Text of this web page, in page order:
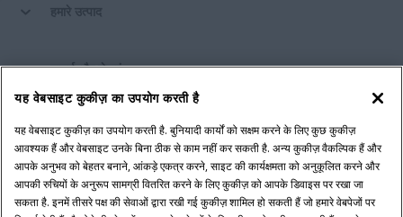
हमारे उत्पाद
पार्ट्स और सेवाएं
कंपनी
कानूनी नोटिस गोपनीयता नीति ​नियम एवं शर्तें
यह वेबसाइट कुकीज़ का उपयोग करती है
यह वेबसाइट कुकीज़ का उपयोग करती है. बुनियादी कार्यों को सक्षम करने के लिए कुछ कुकीज़
आवश्यक हैं और वेबसाइट उनके बिना ठीक से काम नहीं कर सकती है. अन्य कुकीज़ वैकल्पिक हैं और
आपके अनुभव को बेहतर बनाने, आंकड़े एकत्र करने, साइट की कार्यक्षमता को अनुकूलित करने और
आपकी रुचियों के अनुरूप सामग्री वितरित करने के लिए कुकीज़ को आपके डिवाइस पर रखा जा
सकता है. इनमें तीसरे पक्ष की सेवाओं द्वारा रखी गई कुकीज़ शामिल हो सकती हैं जो हमारे वेबपेजों पर